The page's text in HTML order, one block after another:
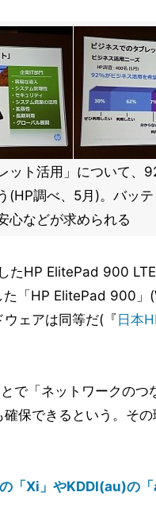
ット活用」について、
(HP調べ、5月)。バッ
心などが求められる
たHP ElitePad 900
「HP ElitePad 900」
ェアは同等だ(『 日本
で「ネットワークの
保できるという。そ
「Xi」やKDDI(au)の